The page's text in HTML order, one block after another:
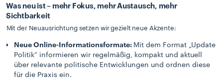
Was neu ist – mehr Fokus, mehr Austausch, mehr
Sichtbarkeit
Mit der Neuausrichtung setzen wir gezielt neue Akzente:
Neue Online-Informationsformate: Mit dem Format „Update
Politik“ informieren wir regelmäßig, kompakt und aktuell
über relevante politische Entwicklungen und ordnen diese
für die Praxis ein.